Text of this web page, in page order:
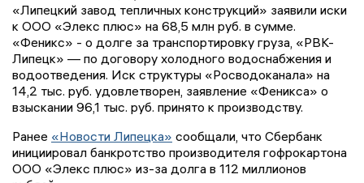
«Липецкий завод тепличных конструкций» заявили иски
к ООО «Элекс плюс» на 68,5 млн руб. в сумме.
«Феникс» - о долге за транспортировку груза, «РВК-
Липецк» — по договору холодного водоснабжения и
водоотведения. Иск структуры «Росводоканала» на
14,2 тыс. руб. удовлетворен, заявление «Феникса» о
взыскании 96,1 тыс. руб. принято к производству.
Ранее «Новости Липецка» сообщали, что Сбербанк
инициировал банкротство производителя гофрокартона
ООО «Элекс плюс» из-за долга в 112 миллионов